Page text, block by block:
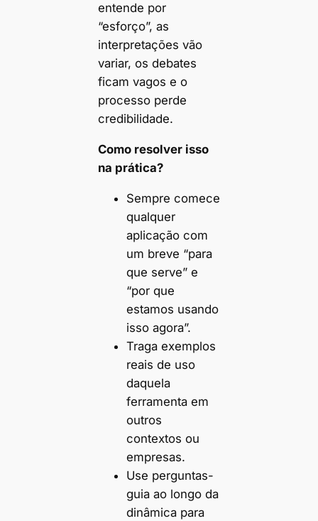
entende por
“esforço”, as
interpretações vão
variar, os debates
ficam vagos e o
processo perde
credibilidade.
Como resolver isso
na prática?
Sempre comece
qualquer
aplicação com
um breve “para
que serve” e
“por que
estamos usando
isso agora”.
Traga exemplos
reais de uso
daquela
ferramenta em
outros
contextos ou
empresas.
Use perguntas-
guia ao longo da
dinâmica para